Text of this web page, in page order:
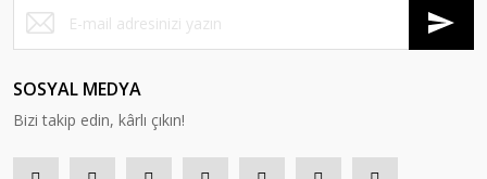
SOSYAL MEDYA
Bizi takip edin, kârlı çıkın!